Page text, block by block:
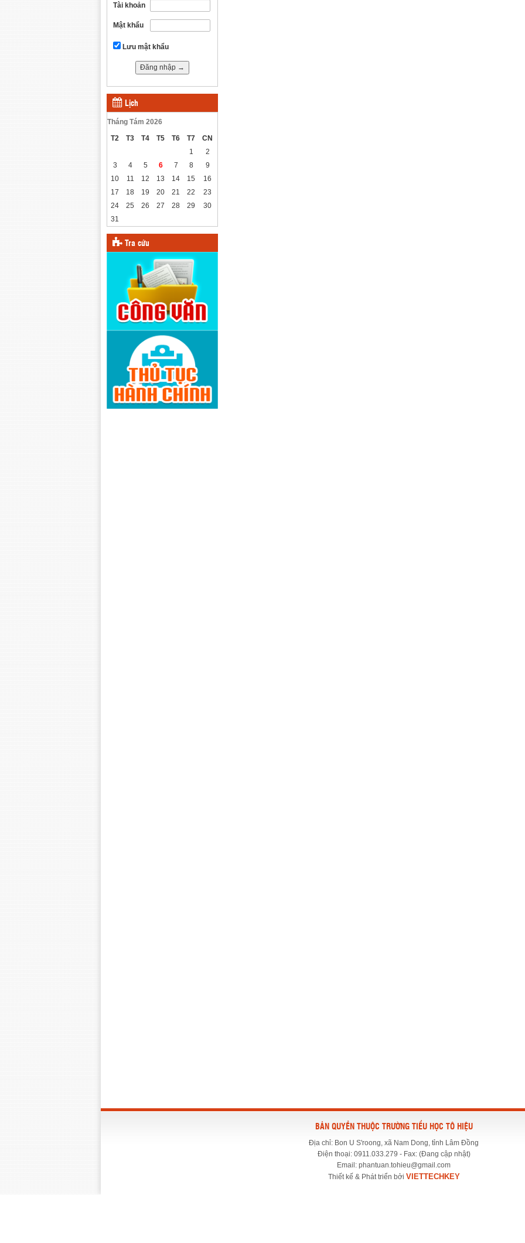
Tài khoản
Mật khẩu
Lưu mật khẩu
Lịch
Tháng Tám 2026
T2
T3 T4 T5 T6 T7
CN
1
2
3
4 5 6 7 8
9
10
11 12 13 14 15
16
17
18 19 20 21 22
23
24
25 26 27 28 29
30
31
Tra cứu
BẢN QUYỀN THUỘC TRƯỜNG TIỂU HỌC TÔ HIỆU
Địa chỉ: Bon U S'roong, xã Nam Dong, tỉnh Lâm Đồng
Điện thoại: 0911.033.279 - Fax: (Đang cập nhật)
Email: phantuan.tohieu@gmail.com
Thiết kế & Phát triển bởi VIETTECHKEY